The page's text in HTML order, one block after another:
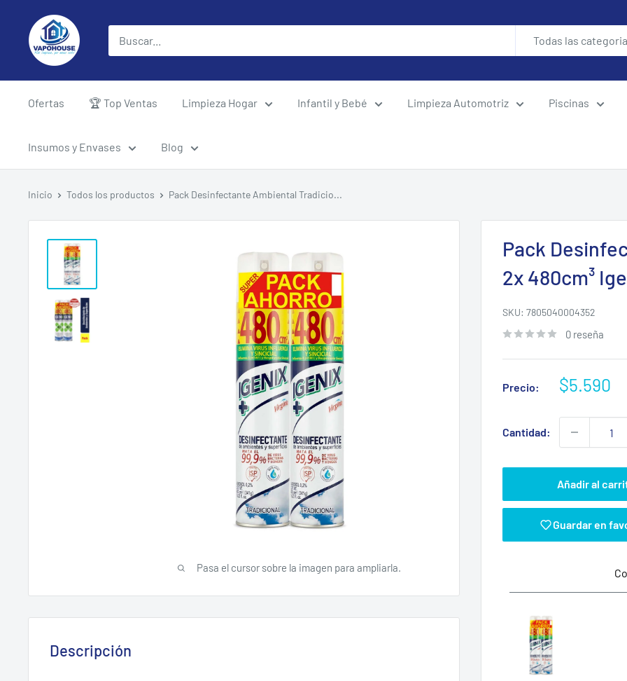
directamente
contenido
vapohouse
Todas las
Ofertas 🏆 Top Ventas Limpieza Hogar Infantil y Bebé Limpieza Automotriz Piscinas
Insumos y Envases Blog
Inicio Todos los productos Pack Desinfectante Ambiental Tradicio...
Pasa el cursor sobre la imagen para ampliarla.
Pack
2x 480cm³
SKU: 7805040004352
0 reseña
Precio:
Precio
venta
$5.590
Cantidad:
Añadir al
Guardar en
Descripción